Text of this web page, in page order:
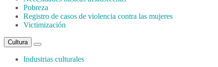
Pobreza
Registro de casos de violencia contra las mujeres
Victimización
Cultura
Industrias culturales